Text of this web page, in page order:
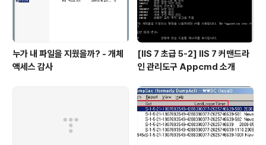
누가 내 파일을 지웠을까? - 개체
액세스 감사
[IIS 7 초급 5-2] IIS 7 커맨드라
인 관리도구 Appcmd 소개